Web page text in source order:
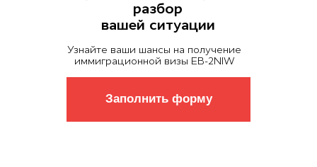
разбор
вашей ситуации
Узнайте ваши шансы на получение
иммиграционной визы ЕВ-2NIW
Заполнить форму